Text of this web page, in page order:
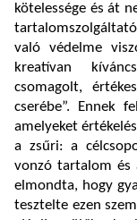
kötelessége és át
való védelme
kreatívan
csomagolt,
cserébe”. Ennek
amelyeket
a zsűri: a
vonzó tartalom és
elmondta, hogy
tesztelte ezen